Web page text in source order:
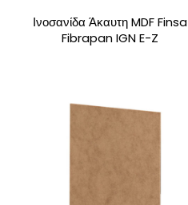
Ινοσανίδα Άκαυτη MDF Finsa
Fibrapan IGN E-Z